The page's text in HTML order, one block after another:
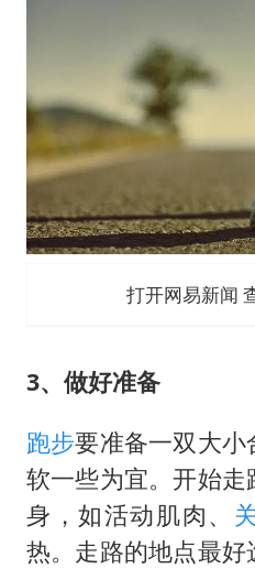
打开网易新闻
3、 做好准备
跑步要准备一双大
软一些为宜。开始
身，如活动肌肉、
热。走路的地点最